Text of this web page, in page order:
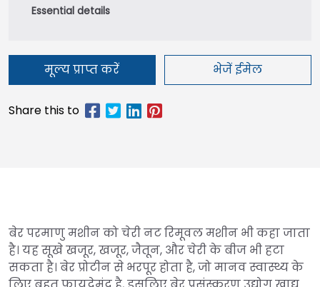
मूल्य प्राप्त करें भेजें ईमेल
बेर परमाणु मशीन को चेरी नट रिमूवल मशीन भी कहा जाता
है। यह सूखे खजूर, खजूर, जैतून, और चेरी के बीज भी हटा
सकता है। बेर प्रोटीन से भरपूर होता है, जो मानव स्वास्थ्य के